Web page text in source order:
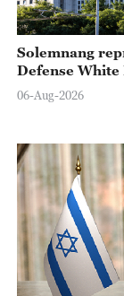
Solemnang
Defense
06-Aug-2026